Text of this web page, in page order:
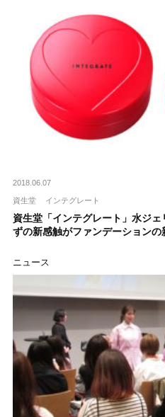
2018.06.07
資生堂 インテグレート
資生堂「インテグレート」水ジ
ずの新感触がファンデーションの
ニュース